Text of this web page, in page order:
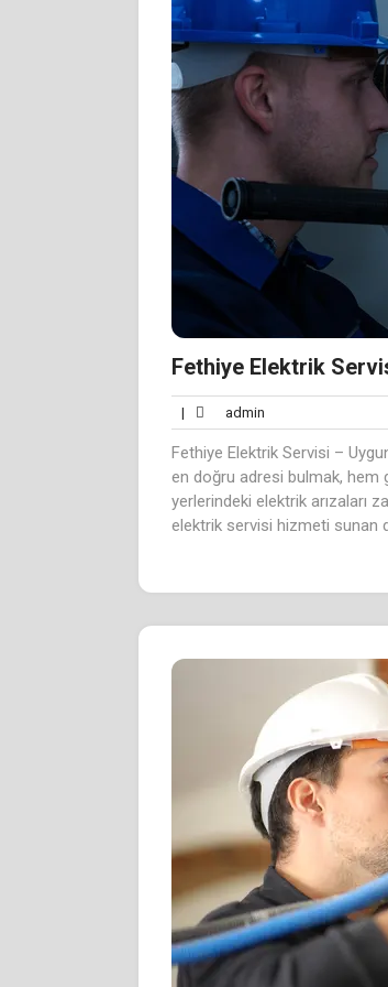
Fethiye Elektrik
| admin
Fethiye Elektrik Servisi –
en doğru adresi bulmak, hem
yerlerindeki elektrik arızaları
elektrik servisi hizmeti sunan